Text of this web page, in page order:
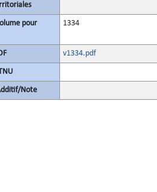
pour
1334
v1334.pdf
Note